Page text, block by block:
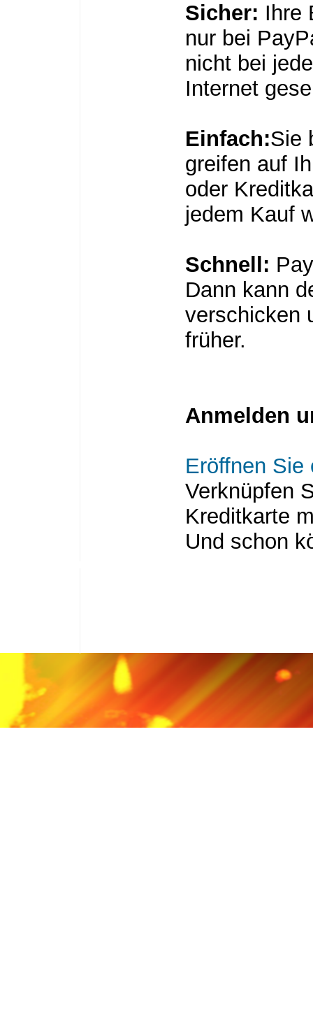
Sicher: Ihre
nur bei
nicht bei
Internet
Einfach:Sie
greifen auf
oder
jedem Kauf
Schnell:
Dann kann
verschicken
früher.
Anmelden
Eröffnen Sie
Verknüpfen
Kreditkarte
Und schon